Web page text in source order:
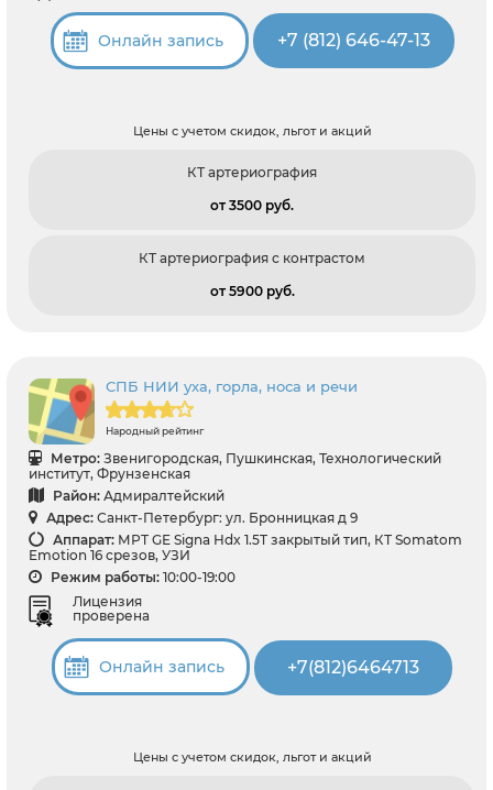
Онлайн запись +7 (812) 646-47-13
Цены с учетом скидок, льгот и акций
КТ артериография
от 3500 pуб.
КТ артериография с контрастом
от 5900 pуб.
СПБ НИИ уха, горла, носа и речи
Народный рейтинг
Метро: Звенигородская, Пушкинская, Технологический
институт, Фрунзенская
Район: Адмиралтейский
Адрес: Санкт-Петербург: ул. Бронницкая д 9
Аппарат: МРТ GЕ Signa Hdx 1.5T закрытый тип, КТ Somatom
Emotion 16 срезов, УЗИ
Режим работы: 10:00-19:00
Лицензия
проверена
Онлайн запись +7(812)6464713
Цены с учетом скидок, льгот и акций